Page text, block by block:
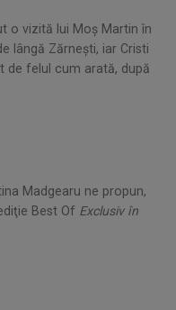
o vizită lui Moş Martin în
lângă Zărneşti, iar Cristi
de felul cum arată, după
Madgearu ne propun,
Best Of Exclusiv în